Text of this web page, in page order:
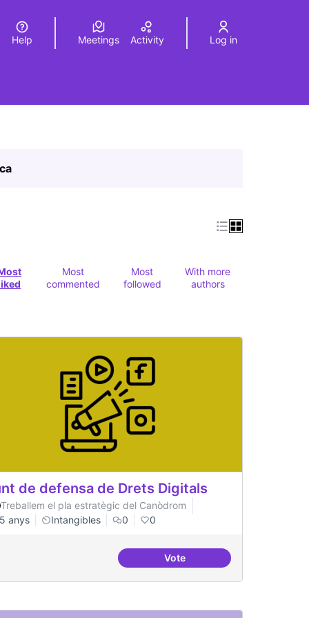
Elegir el idiomaChoose language
Help Meetings Activity Log in
Most
commented
Most
followed
With more
authors
digital
de defensa de Drets Digitals
Treballem el pla estratègic del Canòdrom
5 anys
Intangibles 0 0
VotePunt de defensa de Drets